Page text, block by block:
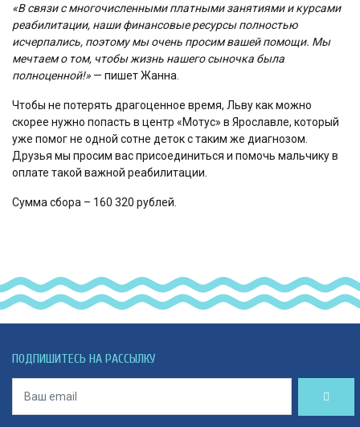
«В связи с многочисленными платными занятиями и курсами
реабилитации, наши финансовые ресурсы полностью
исчерпались, поэтому мы очень просим вашей помощи. Мы
мечтаем о том, чтобы жизнь нашего сыночка была
полноценной!» — пишет Жанна.
Чтобы не потерять драгоценное время, Льву как можно
скорее нужно попасть в центр «Мотус» в Ярославле, который
уже помог не одной сотне деток с таким же диагнозом.
Друзья мы просим вас присоединиться и помочь мальчику в
оплате такой важной реабилитации.
Сумма сбора – 160 320 рублей.
ПОДПИШИТЕСЬ НА РАССЫЛКУ